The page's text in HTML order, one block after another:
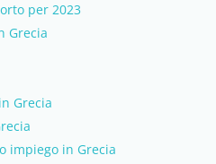
per 2023
Grecia
Grecia
impiego in Grecia